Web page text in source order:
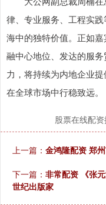
律、专业服务、工程实
海中的独特价值。正如
融中心地位、发达的服
力，将持续为内地企业
在全球市场中行稳致远。
股票在线配
上一篇： 金鸿隆配资 郑
下一篇： 非常配资 《张
世纪出版家